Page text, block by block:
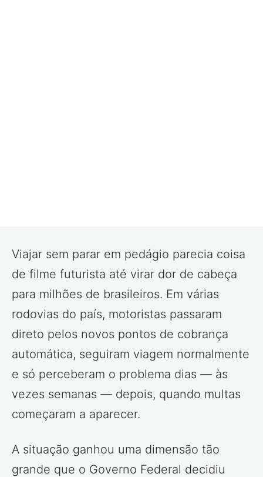
Viajar sem parar em pedágio parecia coisa
de filme futurista até virar dor de cabeça
para milhões de brasileiros. Em várias
rodovias do país, motoristas passaram
direto pelos novos pontos de cobrança
automática, seguiram viagem normalmente
e só perceberam o problema dias — às
vezes semanas — depois, quando multas
começaram a aparecer.
A situação ganhou uma dimensão tão
grande que o Governo Federal decidiu